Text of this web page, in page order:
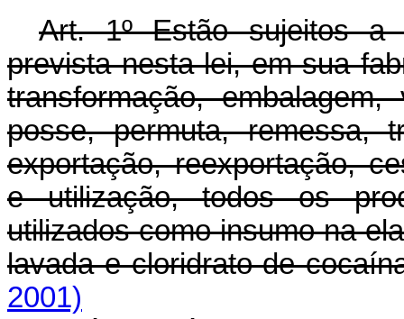
Art. 1º Estão sujeitos a
prevista nesta lei, em sua
transformação,
posse, permuta, remessa,
exportação, reexportação,
e utilização, todos os
utilizados como insumo na
lavada e cloridrato de
2001)